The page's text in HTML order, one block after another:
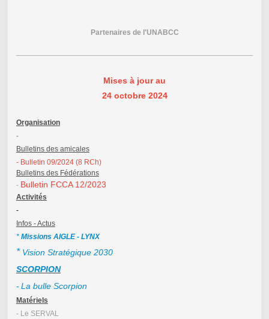
Partenaires de l'UNABCC
Mises à jour au
24 octobre 2024
Organisation
-
Bulletins des amicales
- Bulletin 09/2024 (8 RCh)
Bulletins des Fédérations
- Bulletin FCCA 12/2023
Activités
-
Infos - Actus
* Missions AIGLE - LYNX
* Vision Stratégique 2030
SCORPION
-La bulle Scorpion
Matériels
- Le SERVAL